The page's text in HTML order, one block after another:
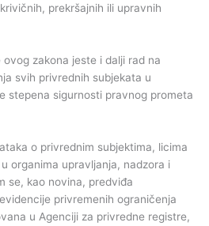
prekršajnih ili upravnih
zakona jeste i dalji rad na
svih privrednih subjekata u
stepena sigurnosti pravnog prometa
o privrednim subjektima, licima
organima upravljanja, nadzora i
se, kao novina, predviđa
privremenih ograničenja
u Agenciji za privredne registre,